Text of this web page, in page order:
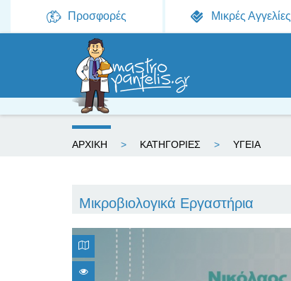
Προσφορές Μικρές Αγγελίες
Ε
ε
ε
ΑΡΧΙΚΗ ΚΑΤΗΓΟΡΙΕΣ ΥΓΕΙΑ
Μικροβιολογικά Εργαστήρια